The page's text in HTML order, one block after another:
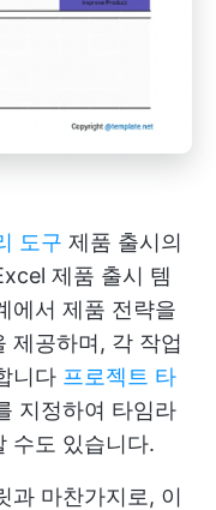
도구 제품 출시의
제품 출시 템
에서 제품 전략을
제공하며, 각 작업
니다 프로젝트 타
지정하여 타임라
수도 있습니다.
과 마찬가지로, 이